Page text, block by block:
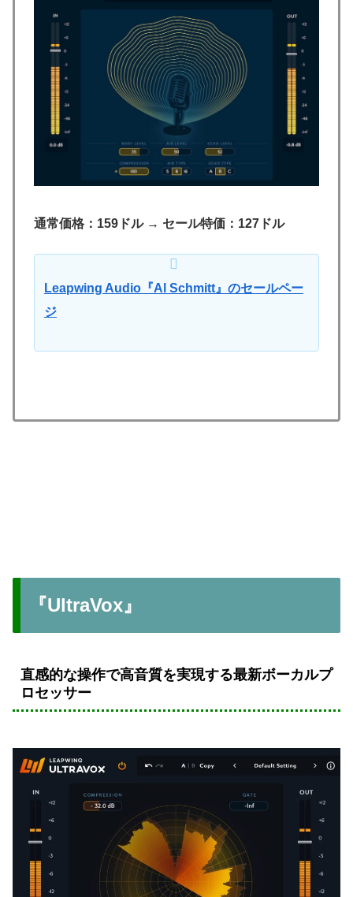
通常価格：159ドル→ セール特価：127ドル
Leapwing Audio『Al Schmitt』のセールペー
ジ
『UltraVox』
直感的な操作で高音質を実現する最新ボーカルプ
ロセッサー